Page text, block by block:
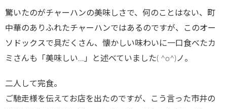
驚いたのがチャーハンの美味しさで、何のことはない、町
中華のありふれたチャーハンではあるのですが、このオー
ソドックスで具だくさん、懐かしい味わいに一口食べたカ
ミさんも「美味しい…」と述べていました( ^o^)ノ。
二人して完食。
ご馳走様を伝えてお店を出たのですが、こう言った市井の